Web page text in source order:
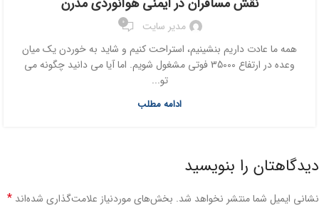
مدیر سایت 0
همه ما عادت داریم بنشینیم، استراحت کنیم و شاید به خوردن یک میان
وعده در ارتفاع 35000 فوتی مشغول شویم. اما آیا می دانید چگونه می
تو...
ادامه مطلب
دیدگاهتان را بنویسید
نشانی ایمیل شما منتشر نخواهد شد. بخش‌های موردنیاز علامت‌گذاری شده‌اند *